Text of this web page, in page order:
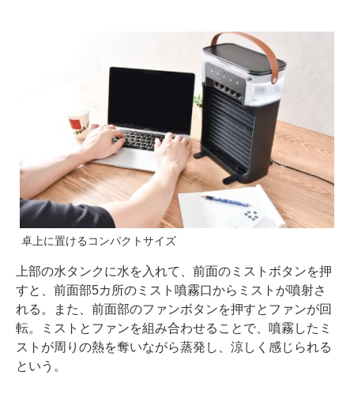
卓上に置けるコンパクトサイズ
上部の水タンクに水を入れて、前面のミストボタンを押
すと、前面部5カ所のミスト噴霧口からミストが噴射さ
れる。また、前面部のファンボタンを押すとファンが回
転。ミストとファンを組み合わせることで、噴霧したミ
ストが周りの熱を奪いながら蒸発し、涼しく感じられる
という。